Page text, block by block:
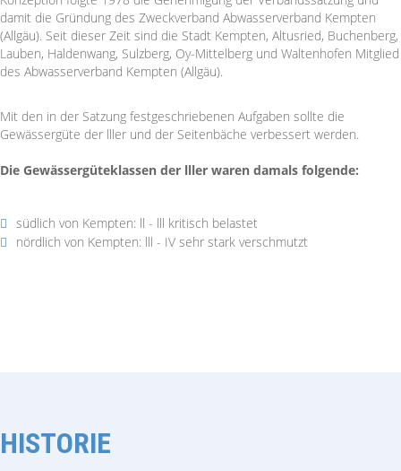
damit die Gründung des Zweckverband Abwasserverband Kempten
(Allgäu). Seit dieser Zeit sind die Stadt Kempten, Altusried, Buchenberg,
Lauben, Haldenwang, Sulzberg, Oy-Mittelberg und Waltenhofen Mitglied
des Abwasserverband Kempten (Allgäu).
Mit den in der Satzung festgeschriebenen Aufgaben sollte die
Gewässergüte der lller und der Seitenbäche verbessert werden.
Die Gewässergüteklassen der lller waren damals folgende:
südlich von Kempten: ll - lll kritisch belastet
nördlich von Kempten: lll - IV sehr stark verschmutzt
HISTORIE